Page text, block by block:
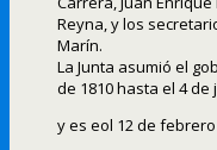
Reyna, y los
Marín.
La Junta asumió el
de 1810 hasta el 4 de
y es eol 12 de